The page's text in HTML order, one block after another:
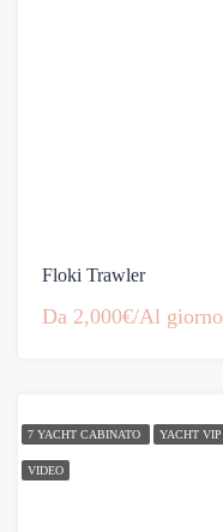
Floki Trawler
Da 2,000€/Al giorno
7 YACHT CABINATO YACHT VIP
VIDEO